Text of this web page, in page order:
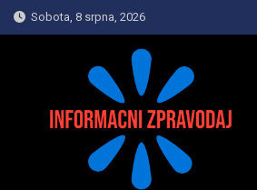
Skip
to
Sobota, 8 srpna, 2026